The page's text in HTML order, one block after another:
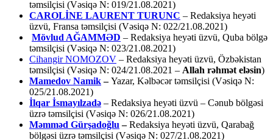
təmsilçisi (Vəsiqə N: 019/21.08.2021)
CAROLİNE LAURENT TURUNC – Redaksiya heyəti
üzvü, Fransa təmsilçisi (Vəsiqə N: 022/21.08.2021)
Mövlud AĞAMMƏD – Redaksiya heyəti üzvü, Quba bölgə
təmsilçisi (Vəsiqə N: 023/21.08.2021)
Cihangir NOMOZOV – Redaksiya heyəti üzvü, Özbəkistan
təmsilçisi (Vəsiqə N: 024/21.08.2021 – Allah rəhmət eləsin)
Mamedov Namik–Yazar, Kəlbəcər təmsilçisi (Vəsiqə N:
025/21.08.2021)
İlqar İsmayılzadə – Redaksiya heyəti üzvü – Cənub bölgəsi
üzrə təmsilçisi (Vəsiqə N: 026/21.08.2021)
Məmməd Gürşadoğlu –Redaksiya heyəti üzvü, Qarabağ
bölgəsi üzrə təmsilçisi (Vəsiqə N: 027/21.08.2021)